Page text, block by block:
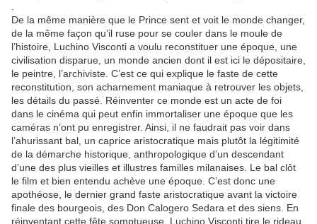
De la même manière que le Prince sent et voit le monde changer,
de la même façon qu’il ruse pour se couler dans le moule de
l’histoire, Luchino Visconti a voulu reconstituer une époque, une
civilisation disparue, un monde ancien dont il est ici le dépositaire,
le peintre, l’archiviste. C’est ce qui explique le faste de cette
reconstitution, son acharnement maniaque à retrouver les objets,
les détails du passé. Réinventer ce monde est un acte de foi
dans le cinéma qui peut enfin immortaliser une époque que les
caméras n’ont pu enregistrer. Ainsi, il ne faudrait pas voir dans
l’ahurissant bal, un caprice aristocratique mais plutôt la légitimité
de la démarche historique, anthropologique d’un descendant
d’une des plus vieilles et illustres familles milanaises. Le bal clôt
le film et bien entendu achève une époque. C’est donc une
apothéose, le dernier grand faste aristocratique avant la victoire
finale des bourgeois, des Don Calogero Sedara et des siens. En
réinventant cette fête somptueuse, Luchino Visconti tire le rideau